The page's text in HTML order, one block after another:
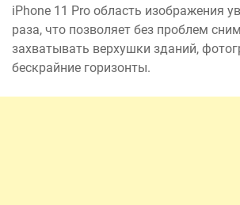
iPhone 11 Pro область изображения
раза, что позволяет без проблем
захватывать верхушки зданий,
бескрайние горизонты.